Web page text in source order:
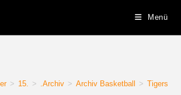
Menü
> 15. > .Archiv > Archiv Basketball > Tigers